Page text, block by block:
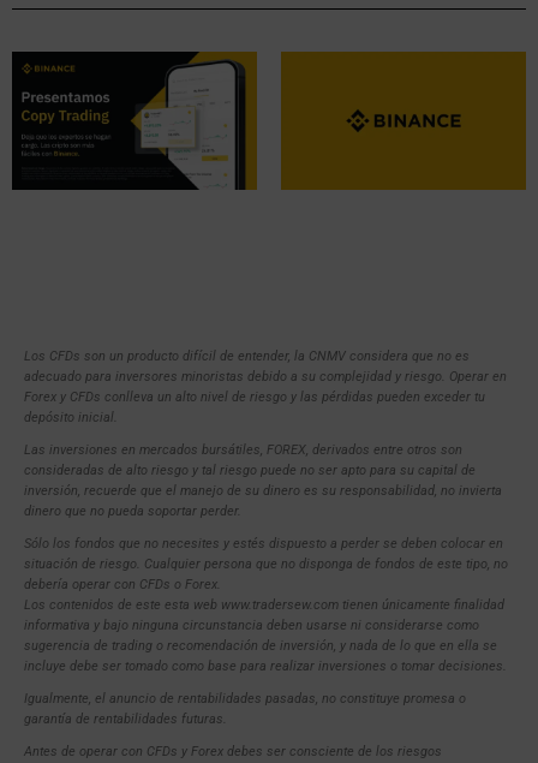
Los CFDs son un producto difícil de entender, la CNMV considera que no es
adecuado para inversores minoristas debido a su complejidad y riesgo. Operar en
Forex y CFDs conlleva un alto nivel de riesgo y las pérdidas pueden exceder tu
depósito inicial.
Las inversiones en mercados bursátiles, FOREX, derivados entre otros son
consideradas de alto riesgo y tal riesgo puede no ser apto para su capital de
inversión, recuerde que el manejo de su dinero es su responsabilidad, no invierta
dinero que no pueda soportar perder.
Sólo los fondos que no necesites y estés dispuesto a perder se deben colocar en
situación de riesgo. Cualquier persona que no disponga de fondos de este tipo, no
debería operar con CFDs o Forex.
Los contenidos de este esta web www.tradersew.com tienen únicamente finalidad
informativa y bajo ninguna circunstancia deben usarse ni considerarse como
sugerencia de trading o recomendación de inversión, y nada de lo que en ella se
incluye debe ser tomado como base para realizar inversiones o tomar decisiones.
Igualmente, el anuncio de rentabilidades pasadas, no constituye promesa o
garantía de rentabilidades futuras.
Antes de operar con CFDs y Forex debes ser consciente de los riesgos